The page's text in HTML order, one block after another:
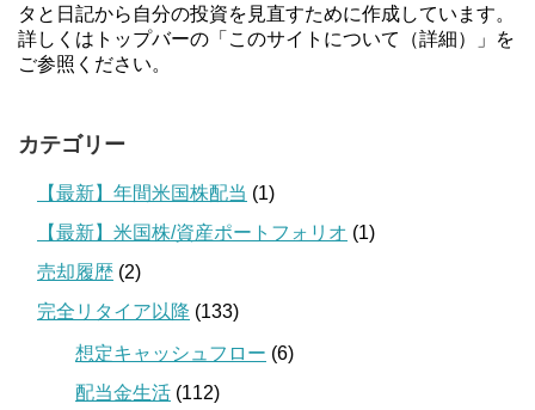
タと日記から自分の投資を見直すために作成しています。
詳しくはトップバーの「このサイトについて（詳細）」を
ご参照ください。
カテゴリー
【最新】年間米国株配当 (1)
【最新】米国株/資産ポートフォリオ (1)
売却履歴 (2)
完全リタイア以降 (133)
想定キャッシュフロー (6)
配当金生活 (112)